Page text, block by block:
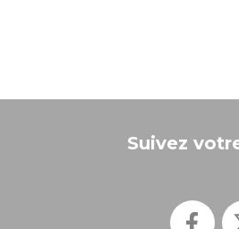
Suivez